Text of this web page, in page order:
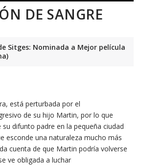
DE SANGRE
Sitges: Nominada a Mejor película
está perturbada por el
de su hijo Martin, por lo que
difunto padre en la pequeña ciudad
esconde una naturaleza mucho más
cuenta de que Martin podría volverse
ve obligada a luchar